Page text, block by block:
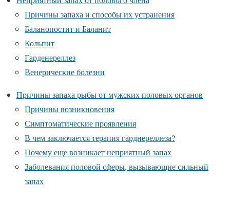
Причины запаха и способы их устранения
Баланопостит и Баланит
Кольпит
Гарденереллез
Венерические болезни
Причины запаха рыбы от мужских половых органов
Причины возникновения
Симптоматические проявления
В чем заключается терапия гарднереллеза?
Почему еще возникает неприятный запах
Заболевания половой сферы, вызывающие сильный
запах